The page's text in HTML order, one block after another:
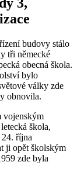
budovy stálo
tři německé
obecná škola.
bylo
války zde
obnovila.
vojenským
škola,
24. října
ji opět školským
zde byla